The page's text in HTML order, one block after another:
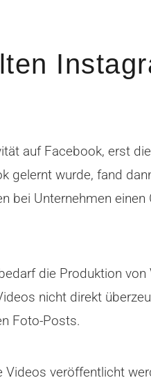
auf Facebook, erst
gelernt wurde, fand
bei Unternehmen einen
die Produktion
nicht direkt
Foto-Posts.
veröffentlicht